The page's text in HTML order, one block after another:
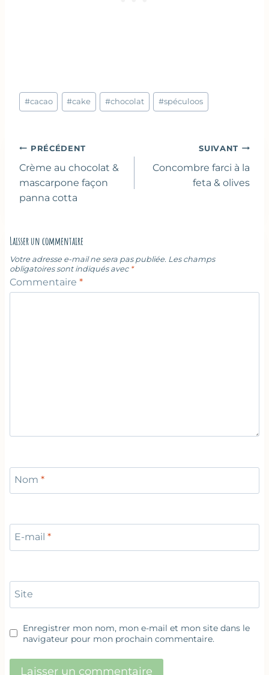
Étiquettes
de
#cacao #cake #chocolat #spéculoos
Navigation
de
l’article
PRÉCÉDENT
Crème au chocolat &
mascarpone façon
panna cotta
SUIVANT
Concombre farci à la
feta & olives
Laisser un commentaire
Votre adresse e-mail ne sera pas publiée. Les champs
obligatoires sont indiqués avec *
Commentaire *
Nom *
E-mail *
Site
Enregistrer mon nom, mon e-mail et mon site dans le
navigateur pour mon prochain commentaire.